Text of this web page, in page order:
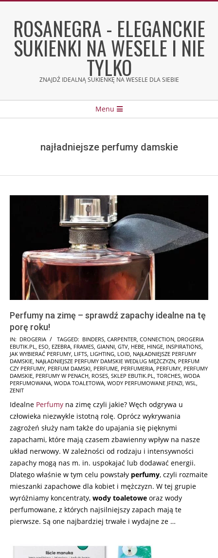
contentROSANEGRA - ELEGANCKIE
SUKIENKI NA WESELE I NIE
TYLKO
ZNAJDŹ IDEALNĄ SUKIENKĘ NA WESELE DLA SIEBIE
Menu
najładniejsze perfumy damskie
Perfumy na zimę – sprawdź zapachy idealne na tę
porę roku!
2024-
11-
25
IN: DROGERIA TAGGED: BINDERS CARPENTER CONNECTION DROGERIA
EBUTIK.PL
ESO EZEBRA FRAMES GIANNI GTV HEBE HINGE INSPIRATIONS
JAK WYBIERAĆ PERFUMY LIFTS LIGHTING LOID NAJŁADNIEJSZE PERFUMY
DAMSKIE NAJŁADNIEJSZE PERFUMY DAMSKIE WEDŁUG MĘŻCZYZN PERFUM
CZY PERFUMY PERFUM DAMSKI PERFUME PERFUMERIA PERFUMY PERFUMY
DAMSKIE PERFUMY W PENACH ROSES SKLEP EBUTIK.PL TORCHES WODA
PERFUMOWANA WODA TOALETOWA WODY PERFUMOWANE JFENZI WSL
ZENIT
Idealne Perfumy na zimę czyli jakie? Węch odgrywa u
człowieka niezwykle istotną rolę. Oprócz wykrywania
zagrożeń służy nam także do upajania się pięknymi
zapachami, które mają czasem zbawienny wpływ na nasze
układ nerwowy. W zależności od rodzaju i intensywności
zapachy mogą nas m. in. uspokajać lub dodawać energii.
Dlatego właśnie w tym celu powstały perfumy, czyli rozmaite
mieszanki zapachowe dla kobiet i mężczyzn. W tej grupie
wyróżniamy koncentraty, wody toaletowe oraz wody
perfumowane, z których najsilniejszy zapach mają te
pierwsze. Są one najbardziej trwałe i wydajne ze …